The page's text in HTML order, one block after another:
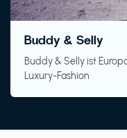
Buddy & Selly
Buddy & Selly ist
Luxury-Fashion